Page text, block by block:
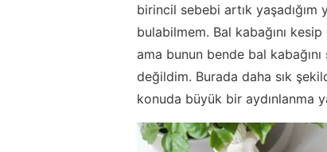
birincil sebebi artık
bulabilmem. Bal kabağını
ama bunun bende bal
değildim. Burada daha sık
konuda büyük bir aydınlanma